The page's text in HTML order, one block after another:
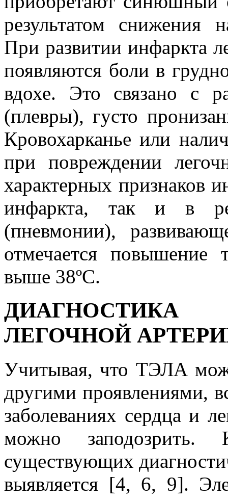
результатом снижения
При развитии инфаркта
появляются боли в
вдохе. Это связано с
(плевры), густо
Кровохарканье или
при повреждении
характерных признаков
инфаркта, так и в
(пневмонии),
отмечается повышение
выше 38ºС.
ЛЕГОЧНОЙ
Учитывая, что ТЭЛА
другими проявлениями,
заболеваниях сердца и
можно заподозрить.
существующих
выявляется [4, 6, 9].